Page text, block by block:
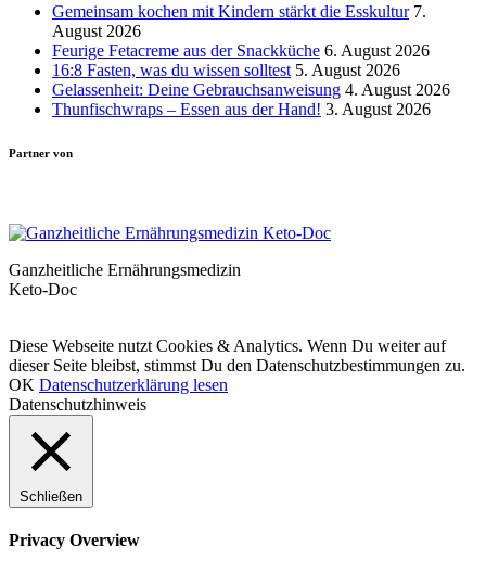
Gemeinsam kochen mit Kindern stärkt die Esskultur 7.
August 2026
Feurige Fetacreme aus der Snackküche 6. August 2026
16:8 Fasten, was du wissen solltest 5. August 2026
Gelassenheit: Deine Gebrauchsanweisung 4. August 2026
Thunfischwraps – Essen aus der Hand! 3. August 2026
Partner von
Ganzheitliche Ernährungsmedizin
Keto-Doc
Diese Webseite nutzt Cookies & Analytics. Wenn Du weiter auf
dieser Seite bleibst, stimmst Du den Datenschutzbestimmungen zu.
OK Datenschutzerklärung lesen
Datenschutzhinweis
Schließen
Privacy Overview